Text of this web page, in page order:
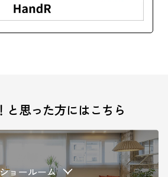
と思った方にはこちら